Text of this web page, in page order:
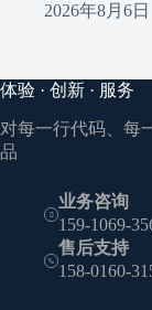
2026年8月6日
体验 · 创新 · 服务
对每一行代码、每
品
业务咨询
159-1069-
售后支持
158-0160-